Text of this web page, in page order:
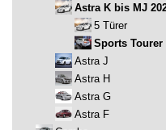
Astra K bis MJ
5 Türer
Sports Tourer
Astra J
Astra H
Astra G
Astra F